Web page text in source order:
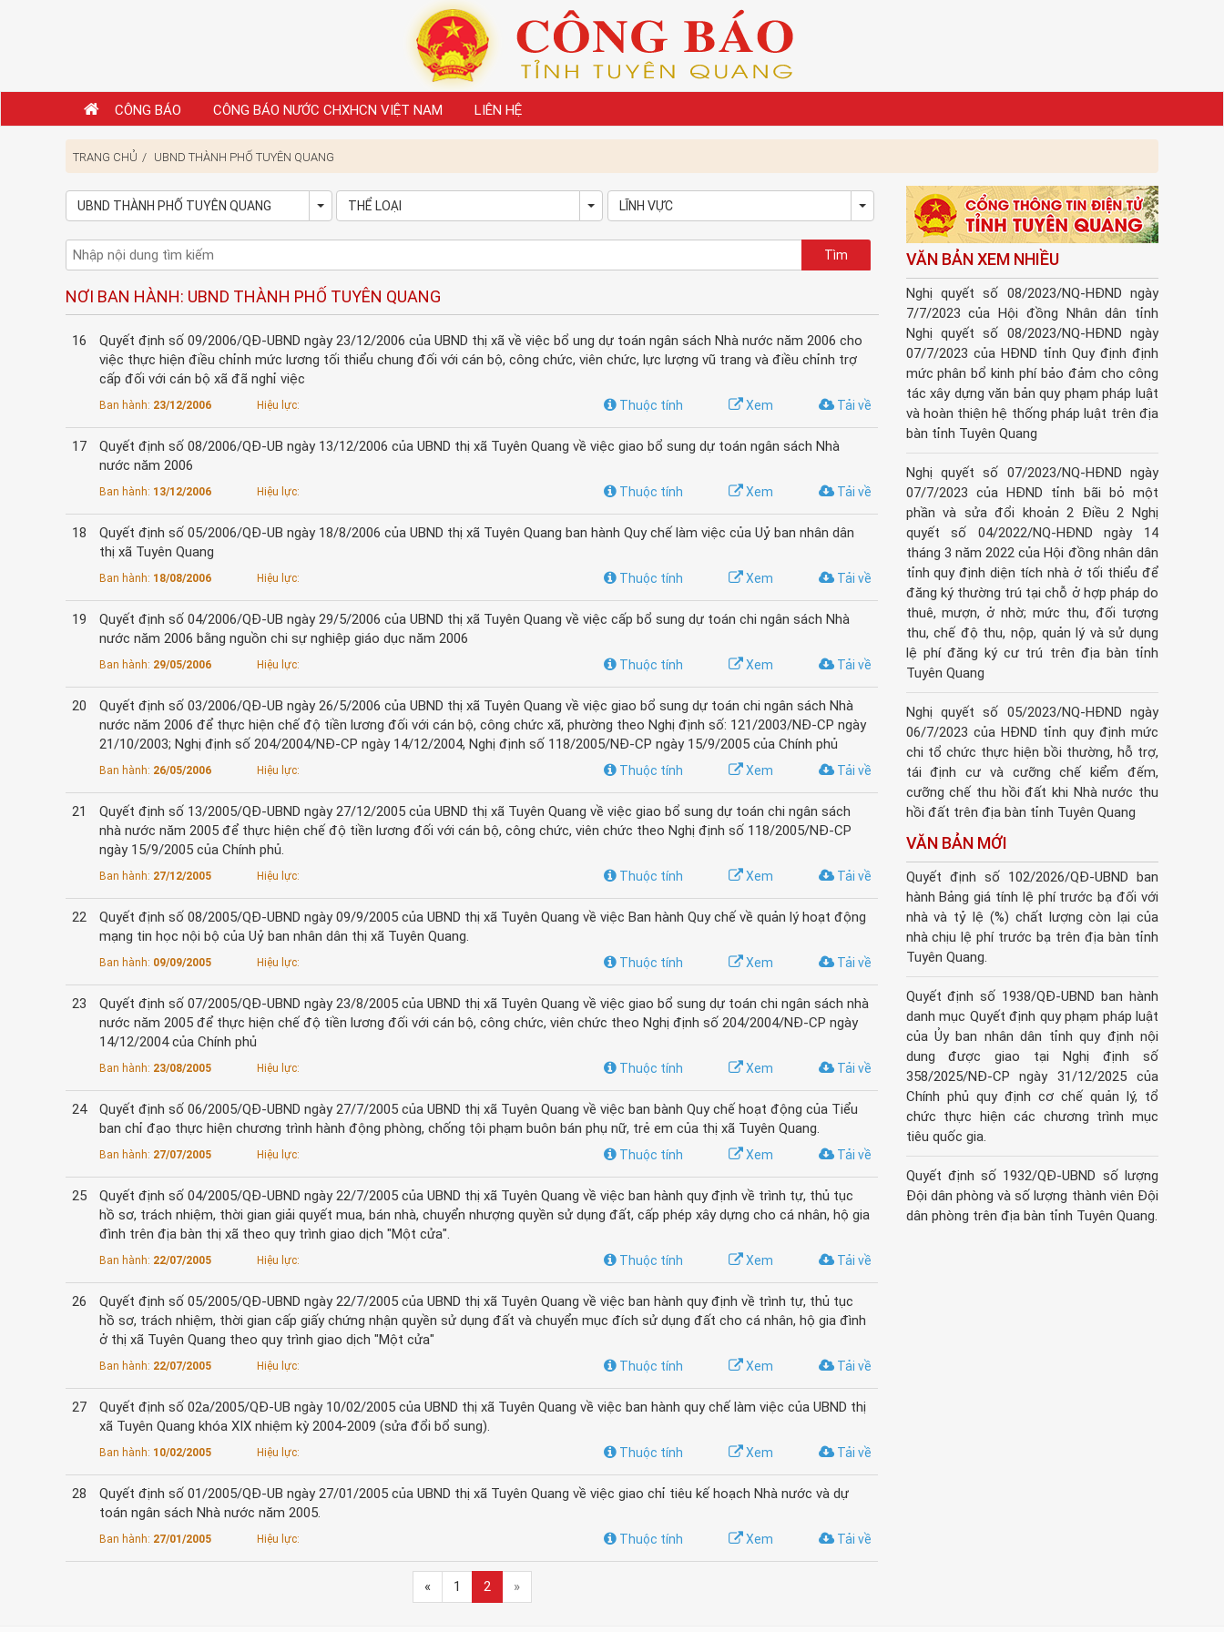
CÔNG BÁO CÔNG BÁO NƯỚC CHXHCN VIỆT NAM LIÊN HỆ
TRANG CHỦ UBND THÀNH PHỐ TUYÊN QUANG
UBND THÀNH PHỐ TUYÊN QUANG Toggle Dropdown
THỂ LOẠI Toggle Dropdown
LĨNH VỰC Toggle Dropdown
NƠI BAN HÀNH: UBND THÀNH PHỐ TUYÊN QUANG
16
Quyết định số 09/2006/QĐ-UBND ngày 23/12/2006 của UBND thị xã về việc bổ ung dự toán ngân sách Nhà nước năm 2006 cho
việc thực hiện điều chỉnh mức lương tối thiểu chung đối với cán bộ, công chức, viên chức, lực lượng vũ trang và điều chỉnh trợ
cấp đối với cán bộ xã đã nghỉ việc
Ban hành: 23/12/2006 Hiệu lực: Tải về
Xem
Thuộc tính
17
Quyết định số 08/2006/QĐ-UB ngày 13/12/2006 của UBND thị xã Tuyên Quang về việc giao bổ sung dự toán ngân sách Nhà
nước năm 2006
Ban hành: 13/12/2006 Hiệu lực: Tải về
Xem
Thuộc tính
18
Quyết định số 05/2006/QĐ-UB ngày 18/8/2006 của UBND thị xã Tuyên Quang ban hành Quy chế làm việc của Uỷ ban nhân dân
thị xã Tuyên Quang
Ban hành: 18/08/2006 Hiệu lực: Tải về
Xem
Thuộc tính
19
Quyết định số 04/2006/QĐ-UB ngày 29/5/2006 của UBND thị xã Tuyên Quang về việc cấp bổ sung dự toán chi ngân sách Nhà
nước năm 2006 bằng nguồn chi sự nghiệp giáo dục năm 2006
Ban hành: 29/05/2006 Hiệu lực: Tải về
Xem
Thuộc tính
20
Quyết định số 03/2006/QĐ-UB ngày 26/5/2006 của UBND thị xã Tuyên Quang về việc giao bổ sung dự toán chi ngân sách Nhà
nước năm 2006 để thực hiện chế độ tiền lương đối với cán bộ, công chức xã, phường theo Nghị định số: 121/2003/NĐ-CP ngày
21/10/2003; Nghị định số 204/2004/NĐ-CP ngày 14/12/2004, Nghị định số 118/2005/NĐ-CP ngày 15/9/2005 của Chính phủ
Ban hành: 26/05/2006 Hiệu lực: Tải về
Xem
Thuộc tính
21
Quyết định số 13/2005/QĐ-UBND ngày 27/12/2005 của UBND thị xã Tuyên Quang về việc giao bổ sung dự toán chi ngân sách
nhà nước năm 2005 để thực hiện chế độ tiền lương đối với cán bộ, công chức, viên chức theo Nghị định số 118/2005/NĐ-CP
ngày 15/9/2005 của Chính phủ.
Ban hành: 27/12/2005 Hiệu lực: Tải về
Xem
Thuộc tính
22
Quyết định số 08/2005/QĐ-UBND ngày 09/9/2005 của UBND thị xã Tuyên Quang về việc Ban hành Quy chế về quản lý hoạt động
mạng tin học nội bộ của Uỷ ban nhân dân thị xã Tuyên Quang.
Ban hành: 09/09/2005 Hiệu lực: Tải về
Xem
Thuộc tính
23
Quyết định số 07/2005/QĐ-UBND ngày 23/8/2005 của UBND thị xã Tuyên Quang về việc giao bổ sung dự toán chi ngân sách nhà
nước năm 2005 để thực hiện chế độ tiền lương đối với cán bộ, công chức, viên chức theo Nghị định số 204/2004/NĐ-CP ngày
14/12/2004 của Chính phủ
Ban hành: 23/08/2005 Hiệu lực: Tải về
Xem
Thuộc tính
24
Quyết định số 06/2005/QĐ-UBND ngày 27/7/2005 của UBND thị xã Tuyên Quang về việc ban bành Quy chế hoạt động của Tiểu
ban chỉ đạo thực hiện chương trình hành động phòng, chống tội phạm buôn bán phụ nữ, trẻ em của thị xã Tuyên Quang.
Ban hành: 27/07/2005 Hiệu lực: Tải về
Xem
Thuộc tính
25
Quyết định số 04/2005/QĐ-UBND ngày 22/7/2005 của UBND thị xã Tuyên Quang về việc ban hành quy định về trình tự, thủ tục
hồ sơ, trách nhiệm, thời gian giải quyết mua, bán nhà, chuyển nhượng quyền sử dụng đất, cấp phép xây dựng cho cá nhân, hộ gia
đình trên địa bàn thị xã theo quy trình giao dịch "Một cửa".
Ban hành: 22/07/2005 Hiệu lực: Tải về
Xem
Thuộc tính
26
Quyết định số 05/2005/QĐ-UBND ngày 22/7/2005 của UBND thị xã Tuyên Quang về việc ban hành quy định về trình tự, thủ tục
hồ sơ, trách nhiệm, thời gian cấp giấy chứng nhận quyền sử dụng đất và chuyển mục đích sử dụng đất cho cá nhân, hộ gia đình
ở thị xã Tuyên Quang theo quy trình giao dịch "Một cửa"
Ban hành: 22/07/2005 Hiệu lực: Tải về
Xem
Thuộc tính
27
Quyết định số 02a/2005/QĐ-UB ngày 10/02/2005 của UBND thị xã Tuyên Quang về việc ban hành quy chế làm việc của UBND thị
xã Tuyên Quang khóa XIX nhiệm kỳ 2004-2009 (sửa đổi bổ sung).
Ban hành: 10/02/2005 Hiệu lực: Tải về
Xem
Thuộc tính
28
Quyết định số 01/2005/QĐ-UB ngày 27/01/2005 của UBND thị xã Tuyên Quang về việc giao chỉ tiêu kế hoạch Nhà nước và dự
toán ngân sách Nhà nước năm 2005.
Ban hành: 27/01/2005 Hiệu lực: Tải về
Xem
Thuộc tính
« 1 2 »
VĂN BẢN XEM NHIỀU
Nghị quyết số 08/2023/NQ-HĐND ngày
7/7/2023 của Hội đồng Nhân dân tỉnh
Nghị quyết số 08/2023/NQ-HĐND ngày
07/7/2023 của HĐND tỉnh Quy định định
mức phân bổ kinh phí bảo đảm cho công
tác xây dựng văn bản quy phạm pháp luật
và hoàn thiện hệ thống pháp luật trên địa
bàn tỉnh Tuyên Quang
Nghị quyết số 07/2023/NQ-HĐND ngày
07/7/2023 của HĐND tỉnh bãi bỏ một
phần và sửa đổi khoản 2 Điều 2 Nghị
quyết số 04/2022/NQ-HĐND ngày 14
tháng 3 năm 2022 của Hội đồng nhân dân
tỉnh quy định diện tích nhà ở tối thiểu để
đăng ký thường trú tại chỗ ở hợp pháp do
thuê, mượn, ở nhờ; mức thu, đối tượng
thu, chế độ thu, nộp, quản lý và sử dụng
lệ phí đăng ký cư trú trên địa bàn tỉnh
Tuyên Quang
Nghị quyết số 05/2023/NQ-HĐND ngày
06/7/2023 của HĐND tỉnh quy định mức
chi tổ chức thực hiện bồi thường, hỗ trợ,
tái định cư và cưỡng chế kiểm đếm,
cưỡng chế thu hồi đất khi Nhà nước thu
hồi đất trên địa bàn tỉnh Tuyên Quang
VĂN BẢN MỚI
Quyết định số 102/2026/QĐ-UBND ban
hành Bảng giá tính lệ phí trước bạ đối với
nhà và tỷ lệ (%) chất lượng còn lại của
nhà chịu lệ phí trước bạ trên địa bàn tỉnh
Tuyên Quang.
Quyết định số 1938/QĐ-UBND ban hành
danh mục Quyết định quy phạm pháp luật
của Ủy ban nhân dân tỉnh quy định nội
dung được giao tại Nghị định số
358/2025/NĐ-CP ngày 31/12/2025 của
Chính phủ quy định cơ chế quản lý, tổ
chức thực hiện các chương trình mục
tiêu quốc gia.
Quyết định số 1932/QĐ-UBND số lượng
Đội dân phòng và số lượng thành viên Đội
dân phòng trên địa bàn tỉnh Tuyên Quang.